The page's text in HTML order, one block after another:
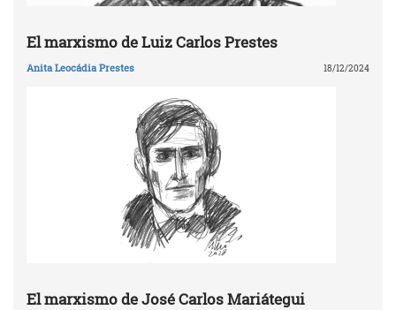
El marxismo de Luiz Carlos Prestes
Anita Leocádia Prestes 18/12/2024
El marxismo de José Carlos Mariátegui